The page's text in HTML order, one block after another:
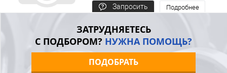
Запросить
Подробнее
ЗАТРУДНЯЕТЕСЬ
С ПОДБОРОМ? НУЖНА ПОМОЩЬ?
ПОДОБРАТЬ